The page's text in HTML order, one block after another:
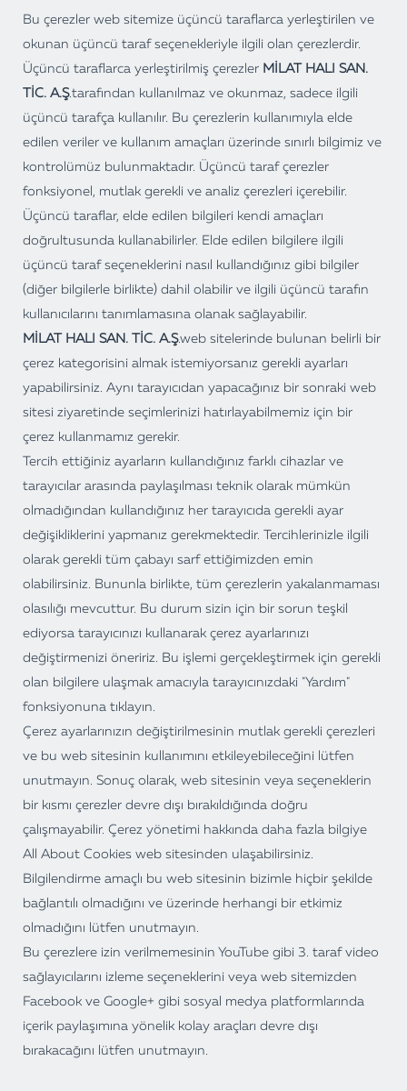
Bu çerezler web sitemize üçüncü taraflarca yerleştirilen ve
okunan üçüncü taraf seçenekleriyle ilgili olan çerezlerdir.
Üçüncü taraflarca yerleştirilmiş çerezler MİLAT HALI SAN.
TİC. A.Ş.tarafından kullanılmaz ve okunmaz, sadece ilgili
üçüncü tarafça kullanılır. Bu çerezlerin kullanımıyla elde
edilen veriler ve kullanım amaçları üzerinde sınırlı bilgimiz ve
kontrolümüz bulunmaktadır. Üçüncü taraf çerezler
fonksiyonel, mutlak gerekli ve analiz çerezleri içerebilir.
Üçüncü taraflar, elde edilen bilgileri kendi amaçları
doğrultusunda kullanabilirler. Elde edilen bilgilere ilgili
üçüncü taraf seçeneklerini nasıl kullandığınız gibi bilgiler
(diğer bilgilerle birlikte) dahil olabilir ve ilgili üçüncü tarafın
kullanıcılarını tanımlamasına olanak sağlayabilir.
MİLAT HALI SAN. TİC. A.Ş.web sitelerinde bulunan belirli bir
çerez kategorisini almak istemiyorsanız gerekli ayarları
yapabilirsiniz. Aynı tarayıcıdan yapacağınız bir sonraki web
sitesi ziyaretinde seçimlerinizi hatırlayabilmemiz için bir
çerez kullanmamız gerekir.
Tercih ettiğiniz ayarların kullandığınız farklı cihazlar ve
tarayıcılar arasında paylaşılması teknik olarak mümkün
olmadığından kullandığınız her tarayıcıda gerekli ayar
değişikliklerini yapmanız gerekmektedir. Tercihlerinizle ilgili
olarak gerekli tüm çabayı sarf ettiğimizden emin
olabilirsiniz. Bununla birlikte, tüm çerezlerin yakalanmaması
olasılığı mevcuttur. Bu durum sizin için bir sorun teşkil
ediyorsa tarayıcınızı kullanarak çerez ayarlarınızı
değiştirmenizi öneririz. Bu işlemi gerçekleştirmek için gerekli
olan bilgilere ulaşmak amacıyla tarayıcınızdaki "Yardım"
fonksiyonuna tıklayın.
Çerez ayarlarınızın değiştirilmesinin mutlak gerekli çerezleri
ve bu web sitesinin kullanımını etkileyebileceğini lütfen
unutmayın. Sonuç olarak, web sitesinin veya seçeneklerin
bir kısmı çerezler devre dışı bırakıldığında doğru
çalışmayabilir. Çerez yönetimi hakkında daha fazla bilgiye
All About Cookies web sitesinden ulaşabilirsiniz.
Bilgilendirme amaçlı bu web sitesinin bizimle hiçbir şekilde
bağlantılı olmadığını ve üzerinde herhangi bir etkimiz
olmadığını lütfen unutmayın.
Bu çerezlere izin verilmemesinin YouTube gibi 3. taraf video
sağlayıcılarını izleme seçeneklerini veya web sitemizden
Facebook ve Google+ gibi sosyal medya platformlarında
içerik paylaşımına yönelik kolay araçları devre dışı
bırakacağını lütfen unutmayın.